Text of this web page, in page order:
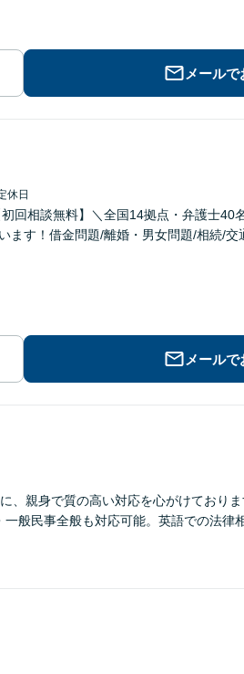
メール
休日
回相談無料】＼全国14拠点・弁護士40
ます！借金問題/離婚・男女問題/相続/
メール
、親身で質の高い対応を心がけており
般民事全般も対応可能。英語での法律